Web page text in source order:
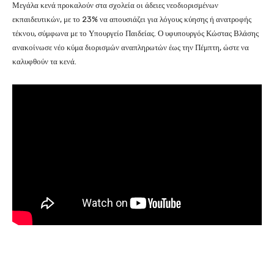
Μεγάλα κενά προκαλούν στα σχολεία οι άδειες νεοδιορισμένων
εκπαιδευτικών, με το 23% να απουσιάζει για λόγους κύησης ή ανατροφής
τέκνου, σύμφωνα με το Υπουργείο Παιδείας. Ο υφυπουργός Κώστας Βλάσης
ανακοίνωσε νέο κύμα διορισμών αναπληρωτών έως την Πέμπτη, ώστε να
καλυφθούν τα κενά.